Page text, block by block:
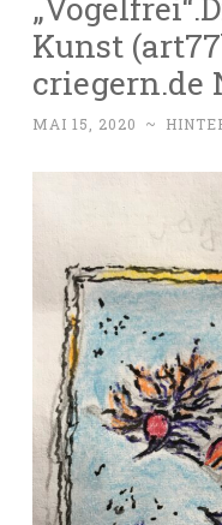
Kunst
criegern.de
MAI 15, 2020 ~